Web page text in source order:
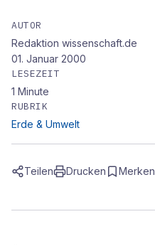
AUTOR
Redaktion wissenschaft.de
01. Januar 2000
LESEZEIT
1 Minute
RUBRIK
Erde & Umwelt
Teilen Drucken Merken